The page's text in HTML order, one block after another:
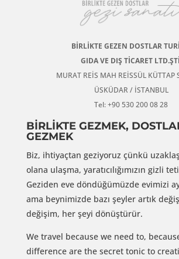
BİRLİKTE GEZEN DOSTLAR
GIDA VE DIŞ TİCARET
MURAT REİS MAH REİSSÜL KÜTTAP
ÜSKÜDAR / İSTANBUL
Tel: +90 530 200 08 28
BİRLİKTE GEZMEK,
GEZMEK
Biz, ihtiyaçtan geziyoruz çünkü
olana ulaşma, yaratıcılığımızın gizli
Geziden eve döndüğümüzde evimizi
ama beynimizde bazı şeyler artık
değişim, her şeyi dönüştürür.
We travel because we need to,
difference are the secret tonic to